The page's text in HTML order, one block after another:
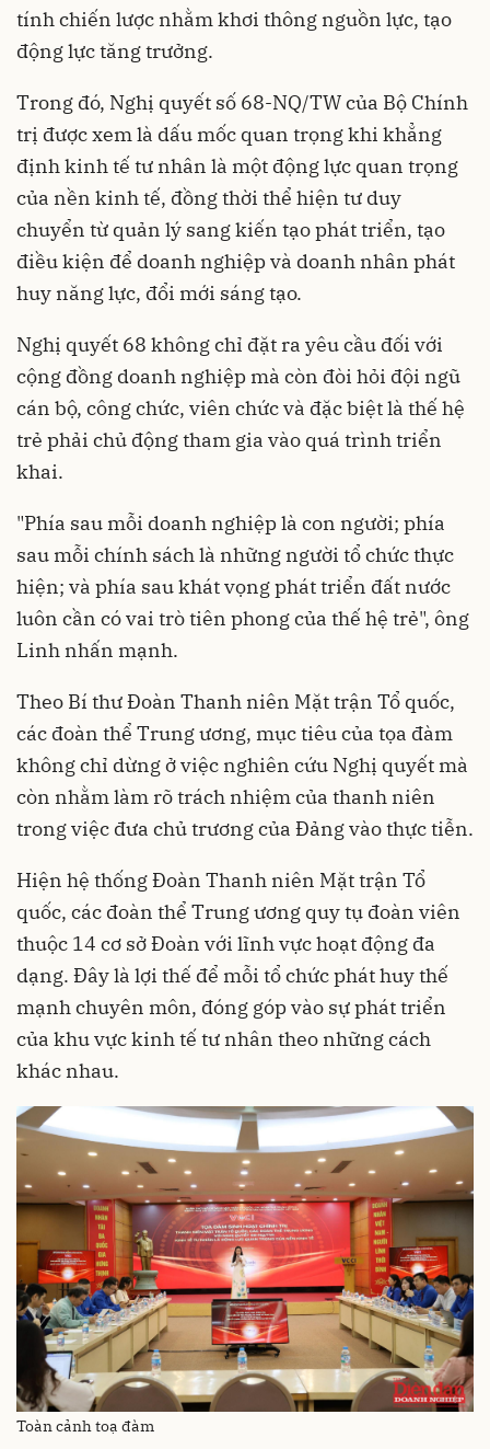
tính chiến lược nhằm khơi thông nguồn lực, tạo
động lực tăng trưởng.
Trong đó, Nghị quyết số 68-NQ/TW của Bộ Chính
trị được xem là dấu mốc quan trọng khi khẳng
định kinh tế tư nhân là một động lực quan trọng
của nền kinh tế, đồng thời thể hiện tư duy
chuyển từ quản lý sang kiến tạo phát triển, tạo
điều kiện để doanh nghiệp và doanh nhân phát
huy năng lực, đổi mới sáng tạo.
Nghị quyết 68 không chỉ đặt ra yêu cầu đối với
cộng đồng doanh nghiệp mà còn đòi hỏi đội ngũ
cán bộ, công chức, viên chức và đặc biệt là thế hệ
trẻ phải chủ động tham gia vào quá trình triển
khai.
"Phía sau mỗi doanh nghiệp là con người; phía
sau mỗi chính sách là những người tổ chức thực
hiện; và phía sau khát vọng phát triển đất nước
luôn cần có vai trò tiên phong của thế hệ trẻ", ông
Linh nhấn mạnh.
Theo Bí thư Đoàn Thanh niên Mặt trận Tổ quốc,
các đoàn thể Trung ương, mục tiêu của tọa đàm
không chỉ dừng ở việc nghiên cứu Nghị quyết mà
còn nhằm làm rõ trách nhiệm của thanh niên
trong việc đưa chủ trương của Đảng vào thực tiễn.
Hiện hệ thống Đoàn Thanh niên Mặt trận Tổ
quốc, các đoàn thể Trung ương quy tụ đoàn viên
thuộc 14 cơ sở Đoàn với lĩnh vực hoạt động đa
dạng. Đây là lợi thế để mỗi tổ chức phát huy thế
mạnh chuyên môn, đóng góp vào sự phát triển
của khu vực kinh tế tư nhân theo những cách
khác nhau.
Toàn cảnh toạ đàm